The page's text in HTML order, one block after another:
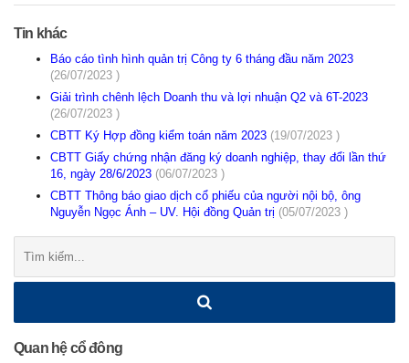
Tin khác
Báo cáo tình hình quản trị Công ty 6 tháng đầu năm 2023
(26/07/2023 )
Giải trình chênh lệch Doanh thu và lợi nhuận Q2 và 6T-2023
(26/07/2023 )
CBTT Ký Hợp đồng kiểm toán năm 2023 (19/07/2023 )
CBTT Giấy chứng nhận đăng ký doanh nghiệp, thay đổi lần thứ
16, ngày 28/6/2023 (06/07/2023 )
CBTT Thông báo giao dịch cổ phiếu của người nội bộ, ông
Nguyễn Ngọc Ánh – UV. Hội đồng Quản trị (05/07/2023 )
kiếm:
Quan hệ cổ đông